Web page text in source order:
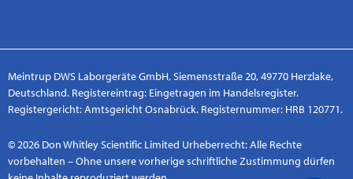
Meintrup DWS Laborgeräte GmbH, Siemensstraße 20, 49770 Herzlake,
Deutschland. Registereintrag: Eingetragen im Handelsregister.
Registergericht: Amtsgericht Osnabrück. Registernummer: HRB 120771.
© 2026 Don Whitley Scientific Limited Urheberrecht: Alle Rechte
vorbehalten – Ohne unsere vorherige schriftliche Zustimmung dürfen